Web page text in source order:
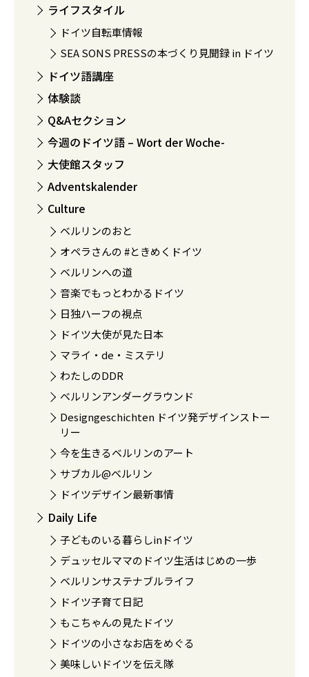
ライフスタイル
ドイツ自転車情報
SEA SONS PRESSの本づくり見聞録 in ドイツ
ドイツ語講座
体験談
Q&Aセクション
今週のドイツ語 – Wort der Woche-
大使館スタッフ
Adventskalender
Culture
ベルリンのおと
オペラさんの #ときめくドイツ
ベルリンへの道
音楽でもっとわかるドイツ
日独ハーフの視点
ドイツ大使が見た日本
マライ・de・ミステリ
わたしのDDR
ベルリンアンダーグラウンド
Designgeschichten ドイツ発デザインストー
リー
今を生きるベルリンのアート
サブカル@ベルリン
ドイツデザイン最新事情
Daily Life
子どものいる暮らしinドイツ
デュッセルママのドイツ生活はじめの一歩
ベルリンサステナブルライフ
ドイツ子育て日記
もこちゃんの見たドイツ
ドイツの小さなお店をめぐる
美味しいドイツを伝え隊